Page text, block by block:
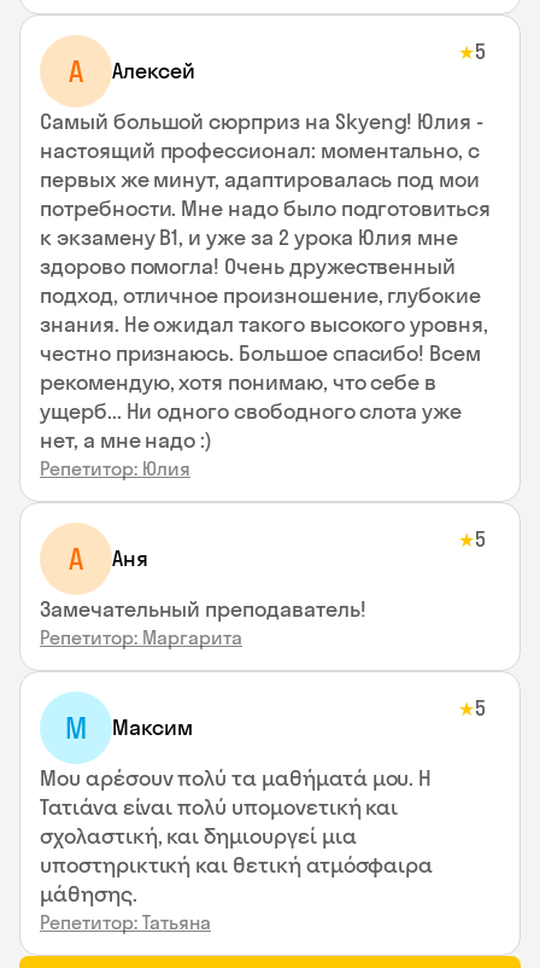
А Алексей
★5
Самый большой сюрприз на Skyeng! Юлия -
настоящий профессионал: моментально, с
первых же минут, адаптировалась под мои
потребности. Мне надо было подготовиться
к экзамену В1, и уже за 2 урока Юлия мне
здорово помогла! Очень дружественный
подход, отличное произношение, глубокие
знания. Не ожидал такого высокого уровня,
честно признаюсь. Большое спасибо! Всем
рекомендую, хотя понимаю, что себе в
ущерб... Ни одного свободного слота уже
нет, а мне надо :)
Репетитор: Юлия
А Аня
★5
Замечательный преподаватель!
Репетитор: Маргарита
М Максим
★5
Μου αρέσουν πολύ τα μαθήματά μου. Η
Τατιάνα είναι πολύ υπομονετική και
σχολαστική, και δημιουργεί μια
υποστηρικτική και θετική ατμόσφαιρα
μάθησης.
Репетитор: Татьяна